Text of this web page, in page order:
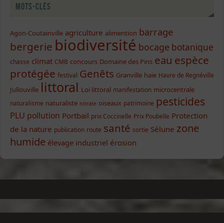
Mots-clés
Agon-Coutainville agriculture alimention barrage
bergerie biodiversité bocage botanique
chasse climat CMB concours Domaine des Pins eau espèce
protégée festival Genêts Granville haie Havre de Regnéville
Jullouville littoral Loi littoral manifestation microcentrale
naturalisme naturaliste nitrate oiseaux patrimoine pesticides
PLU pollution Portbail prix Coccinelle Prix Poubelle Protection
de la nature publication route santé sortie Sélune zone
humide élevage industriel érosion